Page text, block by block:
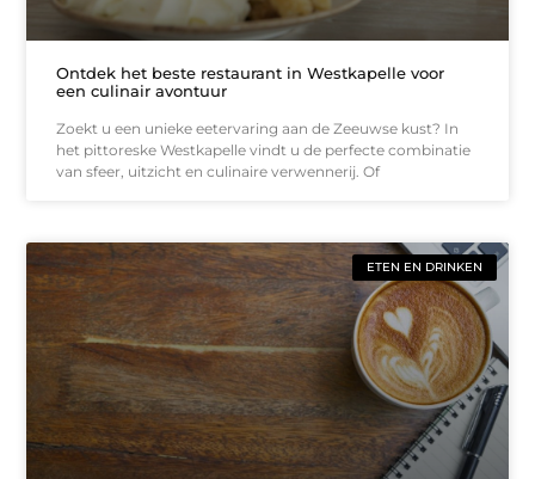
Ontdek het beste restaurant in Westkapelle voor
een culinair avontuur
Zoekt u een unieke eetervaring aan de Zeeuwse kust? In
het pittoreske Westkapelle vindt u de perfecte combinatie
van sfeer, uitzicht en culinaire verwennerij. Of
ETEN EN DRINKEN